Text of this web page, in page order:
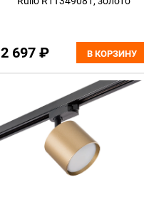
2 697 ₽ В КОРЗИНУ